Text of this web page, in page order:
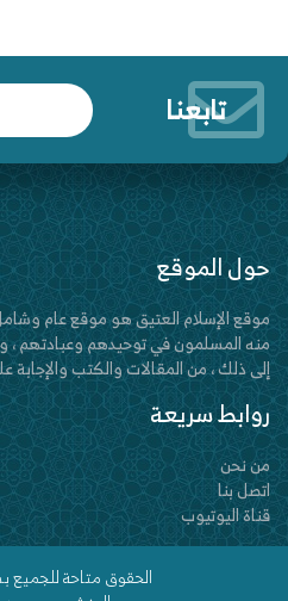
تابعنا
حول الموقع
موقع الإسلام العتيق هو موقع عام
منه المسلمون في توحيدهم وعبادتهم
إلى ذلك ، من المقالات والكتب والإجابة
روابط سريعة
من نحن
اتصل بنا
قناة اليوتيوب
الحقوق متاحة للجميع